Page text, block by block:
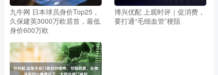
九牛网 日本球员身价Top25，
久保建英3000万欧居首，最低
身价600万欧
博兴优配 上观时评｜促消费，
要打通“毛细血管”梗阻